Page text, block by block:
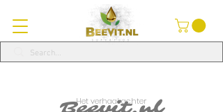
Het verhaal achter